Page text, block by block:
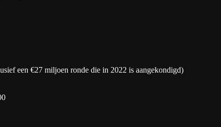
een €27 miljoen ronde die in 2022 is aangekondigd)